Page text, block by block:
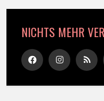
NICHTS MEHR